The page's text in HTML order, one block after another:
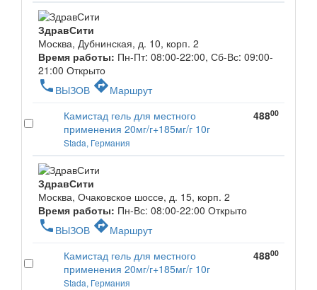
ЗдравСити
Москва, Дубнинская, д. 10, корп. 2
Время работы: Пн-Пт: 08:00-22:00, Сб-Вс: 09:00-
21:00 Открыто
phone ВЫЗОВ directionsМаршрут
Камистад гель для местного
применения 20мг/г+185мг/г 10г
Stada, Германия
48800
ЗдравСити
Москва, Очаковское шоссе, д. 15, корп. 2
Время работы: Пн-Вс: 08:00-22:00 Открыто
phone ВЫЗОВ directionsМаршрут
Камистад гель для местного
применения 20мг/г+185мг/г 10г
Stada, Германия
48800